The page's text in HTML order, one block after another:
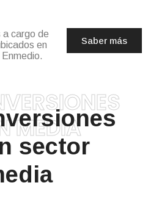
cargo de
en
Saber más
MEDIA
sector